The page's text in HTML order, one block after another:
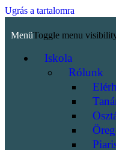
Ugrás a tartalomra
MenüToggle menu
Iskola
Rólunk